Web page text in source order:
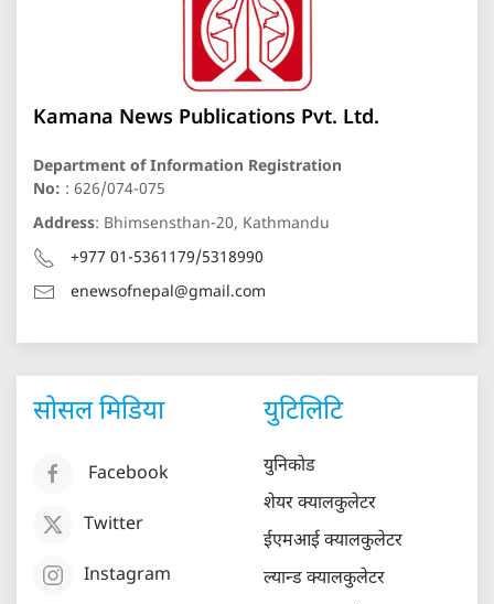
Kamana News Publications Pvt. Ltd.
Department of Information Registration
No: : 626/074-075
Address: Bhimsensthan-20, Kathmandu
+977 01-5361179/5318990
enewsofnepal@gmail.com
सोसल मिडिया
Facebook
Twitter
Instagram
युटिलिटि
युनिकोड
शेयर क्यालकुलेटर
ईएमआई क्यालकुलेटर
ल्यान्ड क्यालकुलेटर